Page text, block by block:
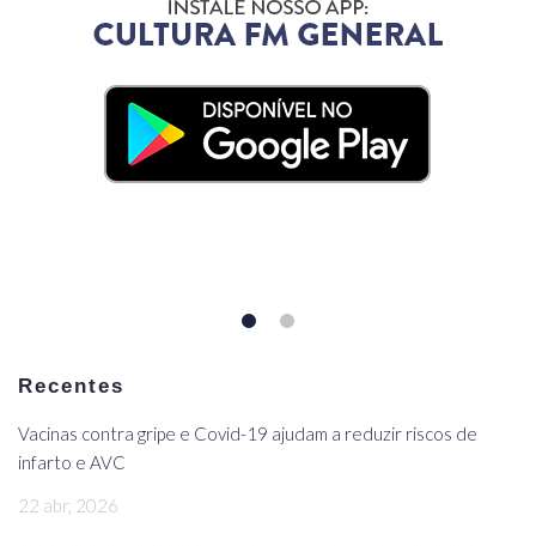
Recentes
Vacinas contra gripe e Covid-19 ajudam a reduzir riscos de
infarto e AVC
22 abr, 2026